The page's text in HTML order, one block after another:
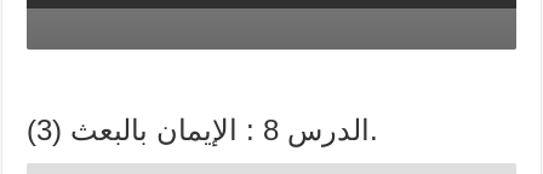
الدرس 8 : الإيمان بالبعث (3).